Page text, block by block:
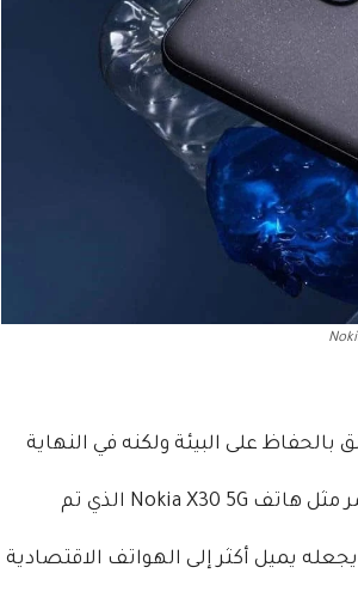
على البيئة ولكنه في النهاية
حماية الهاتف تكتفي بالحماية ضد رش المياه وليس الغمر مثل هاتف Nokia X30 5G الذي تم
يميل أكثر إلى الهواتف الاقتصادية